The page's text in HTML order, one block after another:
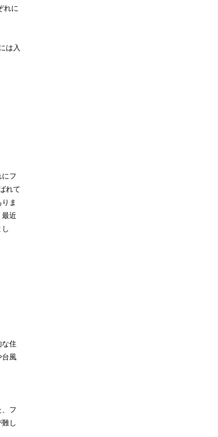
れに
は入
フ
れて
ま
最近
な住
台風
フ
し